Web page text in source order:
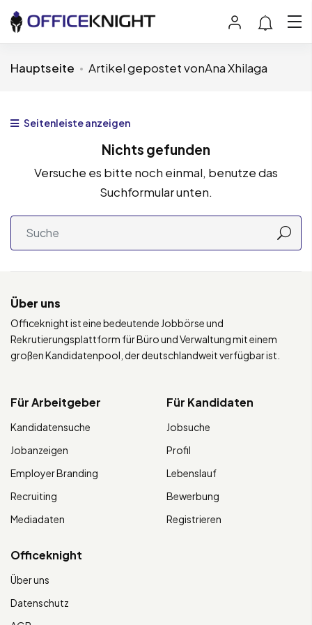
Hauptseite Artikel gepostet vonAna Xhilaga
Seitenleiste anzeigen
Nichts gefunden
Versuche es bitte noch einmal, benutze das
Suchformular unten.
Über uns
Officeknight ist eine bedeutende Jobbörse und
Rekrutierungsplattform für Büro und Verwaltung mit einem
großen Kandidatenpool, der deutschlandweit verfügbar ist.
Für Arbeitgeber
Kandidatensuche
Jobanzeigen
Employer Branding
Recruiting
Mediadaten
Für Kandidaten
Jobsuche
Profil
Lebenslauf
Bewerbung
Registrieren
Officeknight
Über uns
Datenschutz